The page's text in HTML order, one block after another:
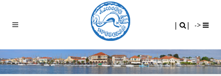
| | ->